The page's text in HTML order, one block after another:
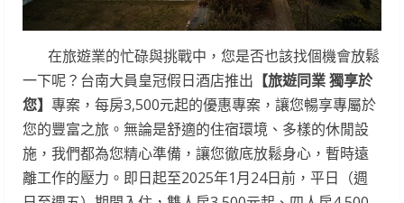
在旅遊業的忙碌與挑戰中，您是否也該找個機會放鬆
一下呢？台南大員皇冠假日酒店推出 【旅遊同業 獨享於
您】 專案，每房3,500元起的優惠專案，讓您暢享專屬於
您的豐富之旅。無論是舒適的住宿環境、多樣的休閒設
施，我們都為您精心準備，讓您徹底放鬆身心，暫時遠
離工作的壓力。即日起至2025年1月24日前，平日（週